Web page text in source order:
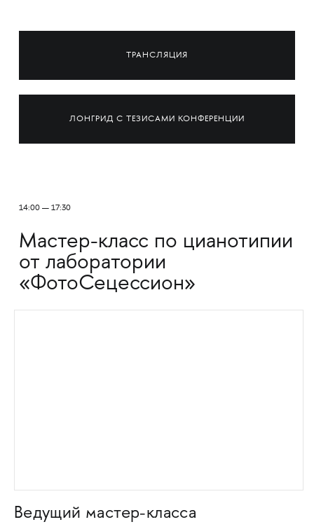
ТРАНСЛЯЦИЯ
ЛОНГРИД С ТЕЗИСАМИ КОНФЕРЕНЦИИ
14:00 — 17:30
Мастер-класс по цианотипии
от лаборатории
«ФотоСецессион»
Ведущий мастер-класса